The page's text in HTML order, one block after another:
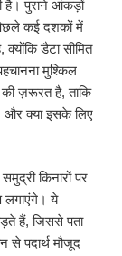
है। पुराने आंकड़ों
कई दशकों में
डैटा सीमित
मुश्किल
की ज़रूरत है, ताकि
और क्या इसके लिए
किनारों पर
लगाएंगे। ये
हैं, जिससे पता
से पदार्थ मौजूद